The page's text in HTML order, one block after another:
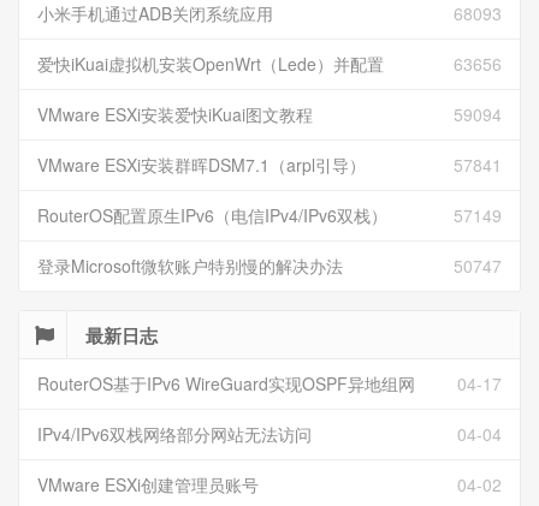
68093
小米手机通过ADB关闭系统应用
63656
爱快iKuai虚拟机安装OpenWrt（Lede）并配置
59094
VMware ESXi安装爱快iKuai图文教程
57841
VMware ESXi安装群晖DSM7.1（arpl引导）
57149
RouterOS配置原生IPv6（电信IPv4/IPv6双栈）
50747
登录Microsoft微软账户特别慢的解决办法
最新日志
04-17
RouterOS基于IPv6 WireGuard实现OSPF异地组网
04-04
IPv4/IPv6双栈网络部分网站无法访问
04-02
VMware ESXi创建管理员账号